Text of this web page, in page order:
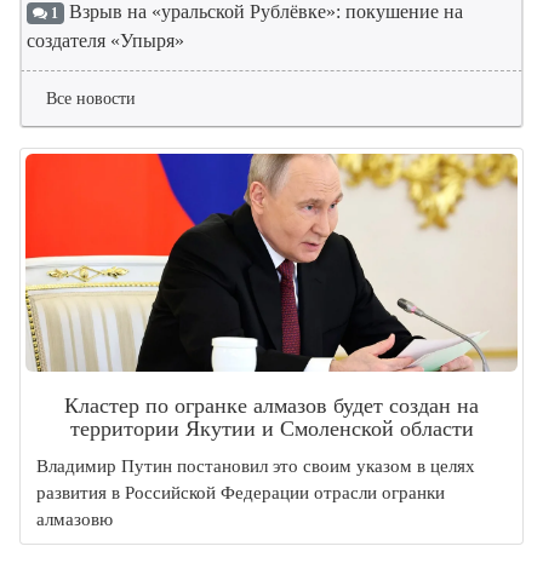
1 Взрыв на «уральской Рублёвке»: покушение на
создателя «Упыря»
Все новости
Кластер по огранке алмазов будет создан на
территории Якутии и Смоленской области
Владимир Путин постановил это своим указом в целях
развития в Российской Федерации отрасли огранки
алмазовю